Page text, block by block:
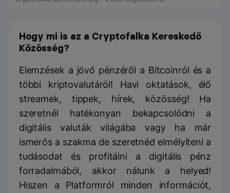
Hogy mi is az a Cryptofalka Kereskedő
Közösség?
Elemzések a jövő pénzéről a Bitcoinról és a
többi kriptovalutáról! Havi oktatások, élő
streamek, tippek, hírek, közösség! Ha
szeretnél hatékonyan bekapcsolódni a
digitális valuták világába vagy ha már
ismerős a szakma de szeretnéd elmélyíteni a
tudásodat és profitálni a digitális pénz
forradalmából, akkor nálunk a helyed!
Hiszen a Platformról minden információt,